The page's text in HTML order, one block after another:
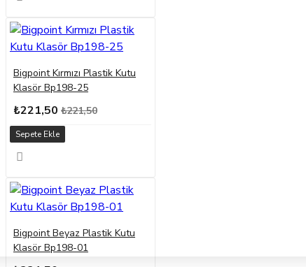
Bigpoint Kırmızı Plastik Kutu
Klasör Bp198-25
₺221,50 ₺221,50
Sepete Ekle
Bigpoint Beyaz Plastik Kutu
Klasör Bp198-01